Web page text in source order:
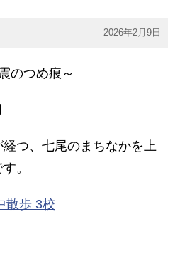
2026年2月9日
のつめ痕～
つ、七尾のまちなかを上
。
散歩 3校